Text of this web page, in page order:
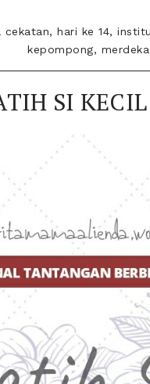
cekatan,hari ke 14,
kepompong,
SI